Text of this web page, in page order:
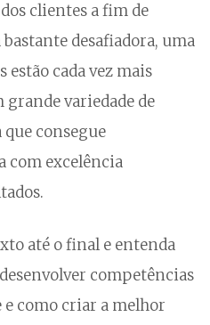
clientes a fim de
desafiadora, uma
estão cada vez mais
variedade de
que consegue
com excelência
até o final e entenda
competências
como criar a melhor